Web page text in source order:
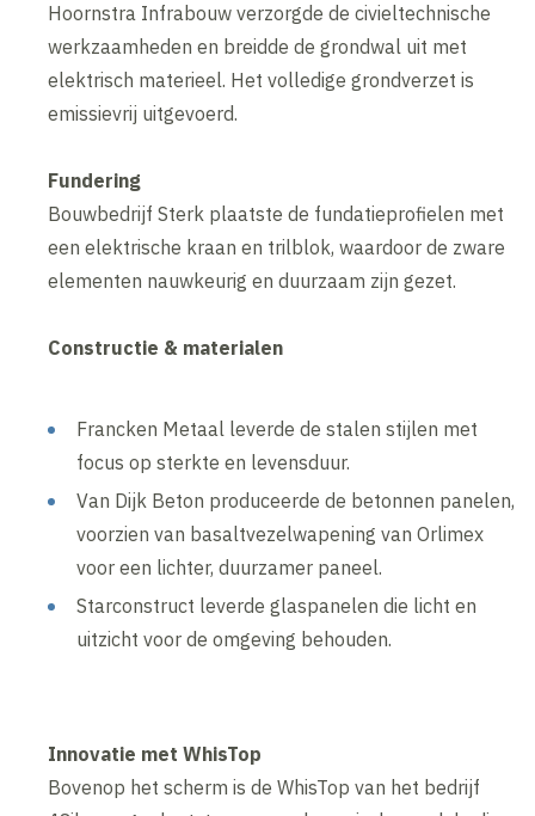
Hoornstra Infrabouw verzorgde de civieltechnische
werkzaamheden en breidde de grondwal uit met
elektrisch materieel. Het volledige grondverzet is
emissievrij uitgevoerd.
Fundering
Bouwbedrijf Sterk plaatste de fundatieprofielen met
een elektrische kraan en trilblok, waardoor de zware
elementen nauwkeurig en duurzaam zijn gezet.
Constructie & materialen
Francken Metaal leverde de stalen stijlen met
focus op sterkte en levensduur.
Van Dijk Beton produceerde de betonnen panelen,
voorzien van basaltvezelwapening van Orlimex
voor een lichter, duurzamer paneel.
Starconstruct leverde glaspanelen die licht en
uitzicht voor de omgeving behouden.
Innovatie met WhisTop
Bovenop het scherm is de WhisTop van het bedrijf